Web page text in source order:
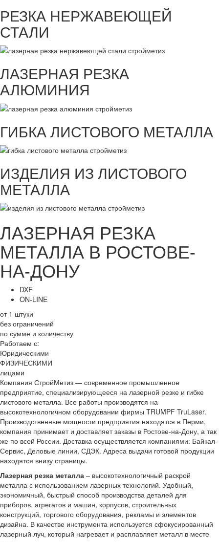
РЕЗКА НЕРЖАВЕЮЩЕЙ
СТАЛИ
ЛАЗЕРНАЯ РЕЗКА
АЛЮМИНИЯ
ГИБКА ЛИСТОВОГО МЕТАЛЛА
ИЗДЕЛИЯ ИЗ ЛИСТОВОГО
МЕТАЛЛА
ЛАЗЕРНАЯ РЕЗКА
МЕТАЛЛА В РОСТОВЕ-
НА-ДОНУ
DXF
ON-LINE
от 1 штуки
без ограничений
по сумме и количеству
Работаем с:
Юридическими
ФИЗИЧЕСКИМИ
лицами
Компания СтройМетиз — современное промышленное
предприятие, специализирующееся на лазерной резке и гибке
листового металла. Все работы производятся на
высокотехнологичном оборудовании фирмы TRUMPF TruLaser.
Производственные мощности предприятия находятся в Перми,
компания принимает и доставляет заказы в Ростове-на-Дону, а так
же по всей России. Доставка осуществляется компаниями: Байкал-
Сервис, Деловые линии, СДЭК. Адреса выдачи готовой продукции
находятся внизу страницы.
Лазерная резка металла – высокотехнологичный раскрой
металла с использованием лазерных технологий. Удобный,
экономичный, быстрый способ производства деталей для
приборов, агрегатов и машин, корпусов, строительных
конструкций, торгового оборудования, рекламы и элементов
дизайна. В качестве инструмента используется сфокусированный
лазерный луч, который нагревает и расплавляет металл в месте